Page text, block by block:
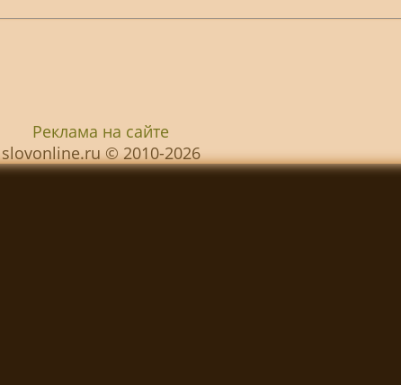
Реклама на сайте
slovonline.ru © 2010-2026